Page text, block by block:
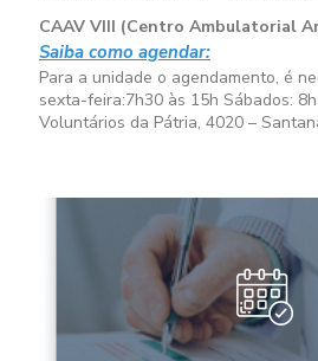
CAAV VIII (Centro Ambulatorial
Saiba como agendar:
Para a unidade o agendamento, é
sexta-feira:7h30 às 15h Sábados:
Voluntários da Pátria, 4020 –